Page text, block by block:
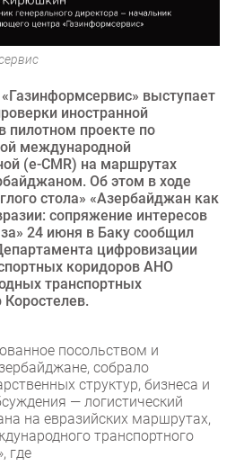
выступает
иностранной
пилотном проекте по
международной
(e-CMR) на маршрутах
Об этом в ходе
стола» «Азербайджан как
сопряжение интересов
24 июня в Баку сообщил
цифровизации
коридоров АНО
транспортных
посольством и
собрало
структур, бизнеса и
— логистический
на евразийских маршрутах,
транспортного
где